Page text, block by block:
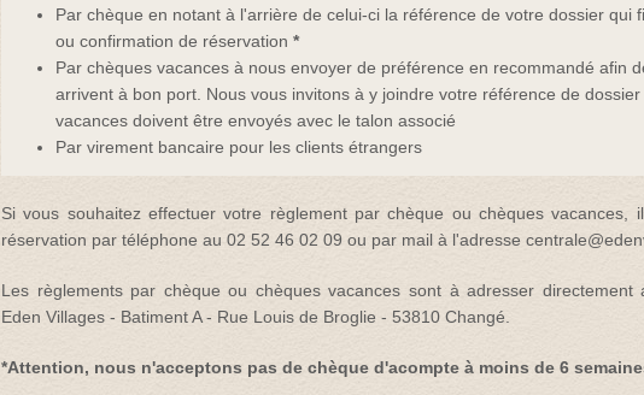
Par chèque en notant à l'arrière de celui-ci la référence de votre dossier qui
ou confirmation de réservation *
Par chèques vacances à nous envoyer de préférence en recommandé afin
arrivent à bon port. Nous vous invitons à y joindre votre référence de
vacances doivent être envoyés avec le talon associé
Par virement bancaire pour les clients étrangers
Si vous souhaitez effectuer votre règlement par chèque ou chèques vacances,
réservation par téléphone au 02 52 46 02 09 ou par mail à l'adresse
Les règlements par chèque ou chèques vacances sont à adresser directement
Eden Villages - Batiment A - Rue Louis de Broglie - 53810 Changé.
*Attention, nous n'acceptons pas de chèque d'acompte à moins de 6